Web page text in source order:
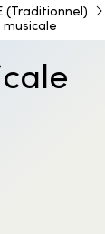
sources
(Traditionnel)